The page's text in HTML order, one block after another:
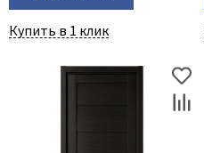
Купить в 1 клик